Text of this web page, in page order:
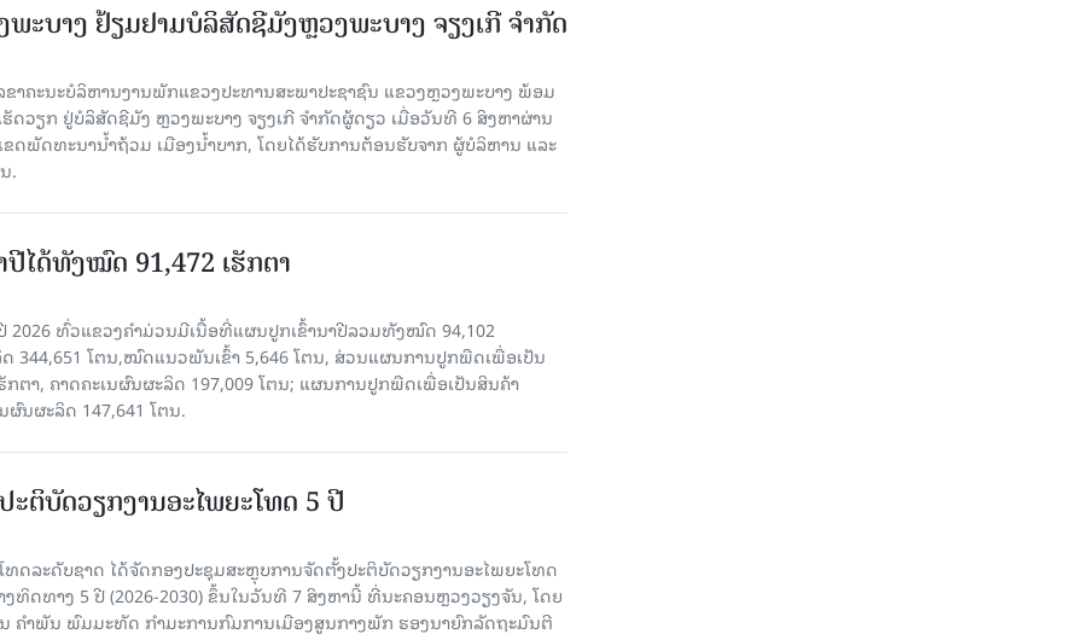
ະບາງ ຢ້ຽມ​ຢາມບໍ​ລິ​ສັດຊີມັງຫຼວງພະບາງ ຈຽງເກີ ຈໍາກັດ
ຂາ​ຄະ​ນະ​ບໍ​ລິ​ຫານ​ງານ​ພັກແຂວງປະທານສະພາປະຊາຊົນ ແຂວງຫຼວງພະບາງ ພ້ອມ
ຮັດວຽກ ຢູ່ບໍລິສັດຊີມັງ ຫຼວງພະບາງ ຈຽງເກີ ຈໍາກັດຜູ້ດຽວ ເມື່ອ​ວັນ​ທີ 6 ສິງ​ຫາ​ຜ່ານ​
ຂດພັດທະນານ້ຳຖ້ວມ ເມືອງນໍ້າບາກ, ໂດຍໄດ້ຮັບການຕ້ອນຮັບຈາກ ຜູ້ບໍລິຫານ ແລະ
.
ໄດ້ທັງໝົດ 91,472 ເຮັກຕາ
2026 ທົ່ວແຂວງຄໍາມ່ວນມີເນື້ອທີ່ແຜນປູກເຂົ້ານາປີລວມທັງໝົດ 94,102
ດ 344,651 ໂຕນ,ໝົດແນວພັນເຂົ້າ 5,646 ໂຕນ, ສ່ວນແຜນການປູກພືດເພື່ອເປັນ
ກຕາ, ຄາດຄະເນຜົນຜະລິດ 197,009 ໂຕນ; ແຜນການປູກພືດເພື່ອເປັນສິນຄ້າ
ຜົນຜະລິດ 147,641 ໂຕນ.
ຕິບັດວຽກງານອະໄພຍະໂທດ 5 ປີ
ທດລະດັບຊາດ ໄດ້ຈັດກອງປະຊຸມສະຫຼຸບການຈັດຕັ້ງປະຕິບັດວຽກງານອະໄພຍະໂທດ
າງທິດທາງ 5 ປີ (2026-2030) ຂຶ້ນໃນວັນທີ 7 ສິງຫານີ້ ທີ່ນະຄອນຫຼວງວຽງຈັນ, ໂດຍ
ຄໍາພັນ ພົມມະທັດ ກຳມະການກົມການເມືອງສູນກາງພັກ ຮອງນາຍົກລັດຖະມົນຕີ